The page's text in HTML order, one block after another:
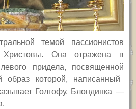
темой пассионистов
Она отражена в
придела, посвященной
образ которой, написанный
Голгофу. Блондинка —